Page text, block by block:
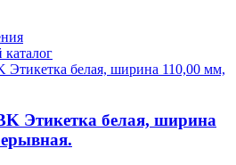
Этикетка белая, ширина